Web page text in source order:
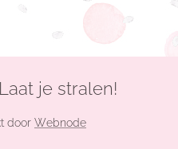
je stralen!
door Webnode